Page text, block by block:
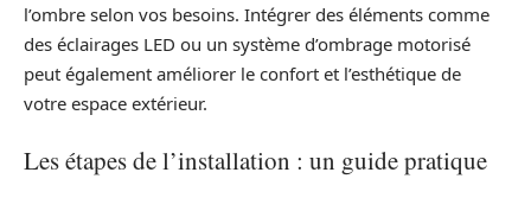
l’ombre selon vos besoins. Intégrer des éléments comme
des éclairages LED ou un système d’ombrage motorisé
peut également améliorer le confort et l’esthétique de
votre espace extérieur.
Les étapes de l’installation : un guide pratique